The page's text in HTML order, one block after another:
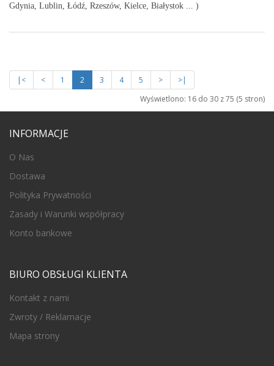
Gdynia, Lublin, Łódź, Rzeszów, Kielce, Białystok ... )
|< < 1 2 3 4 5 >
>|
Wyświetlono: 16 do 30 z 75 (5 stron)
INFORMACJE
O Nas
Dostawa
Polityka Prywatności
Zasady i Warunki współpracy
Konto bankowe
BIURO OBSŁUGI KLIENTA
Kontakt z nami
Zwroty / Reklamacje
Mapa strony